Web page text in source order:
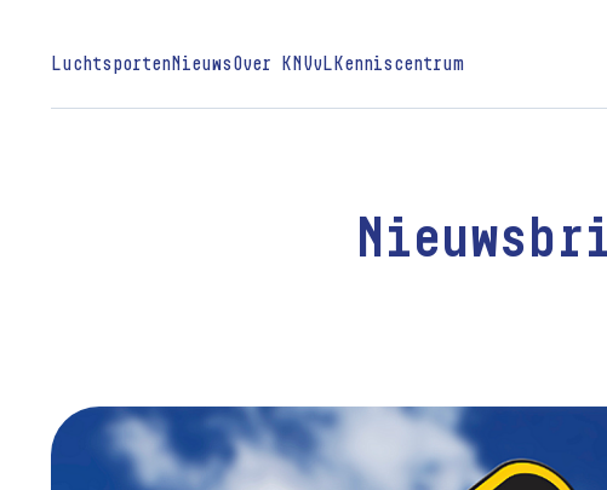
Luchtsporten Nieuws Over KNVvL Kenniscentrum